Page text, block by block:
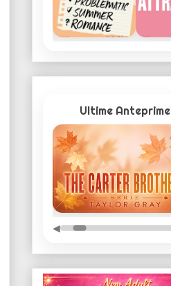
Ultime Anteprime
◀